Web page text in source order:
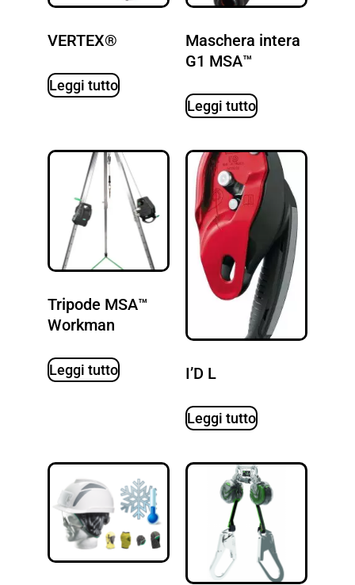
VERTEX®
Leggi tutto
Maschera intera
G1 MSA™
Leggi tutto
Tripode MSA™
Workman
Leggi tutto I’D L
Leggi tutto